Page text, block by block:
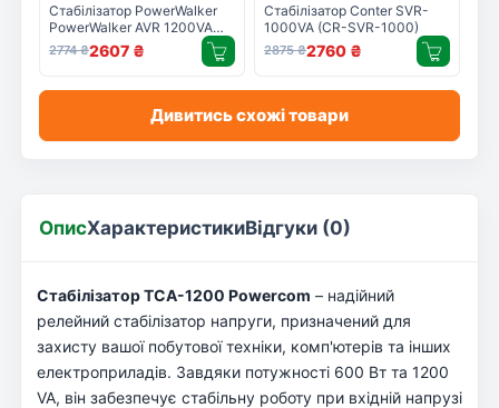
Стабілізатор PowerWalker
PowerWalker AVR 1200VA
(10120302)
2774₴2607 ₴
Стабілізатор Conter SVR-
1000VA (CR-SVR-1000)
2875₴2760 ₴
Дивитись схожі товари
ОписХарактеристикиВідгуки (0)
Стабілізатор TCA-1200 Powercom – надійний
релейний стабілізатор напруги, призначений для
захисту вашої побутової техніки, комп'ютерів та інших
електроприладів. Завдяки потужності 600 Вт та 1200
VA, він забезпечує стабільну роботу при вхідній напрузі